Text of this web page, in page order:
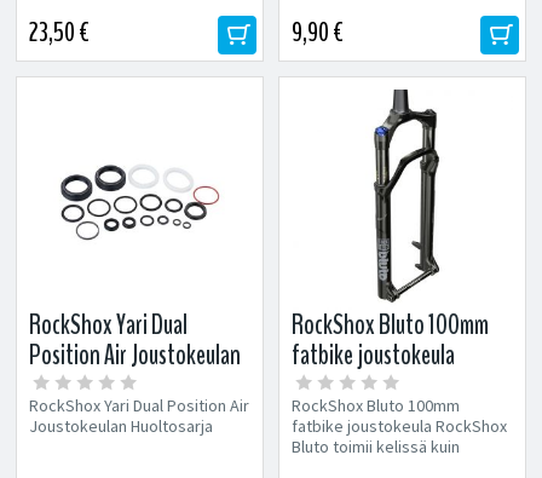
23,50 € 9,90 €
RockShox Yari Dual
Position Air Joustokeulan
Huoltosarja
RockShox Yari Dual Position Air
Joustokeulan Huoltosarja
RockShox Bluto 100mm
fatbike joustokeula
RockShox Bluto 100mm
fatbike joustokeula RockShox
Bluto toimii kelissä kuin